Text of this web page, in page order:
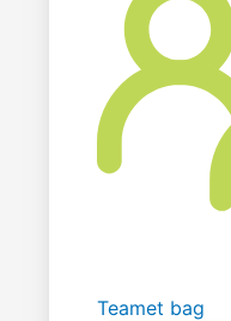
Teamet bag